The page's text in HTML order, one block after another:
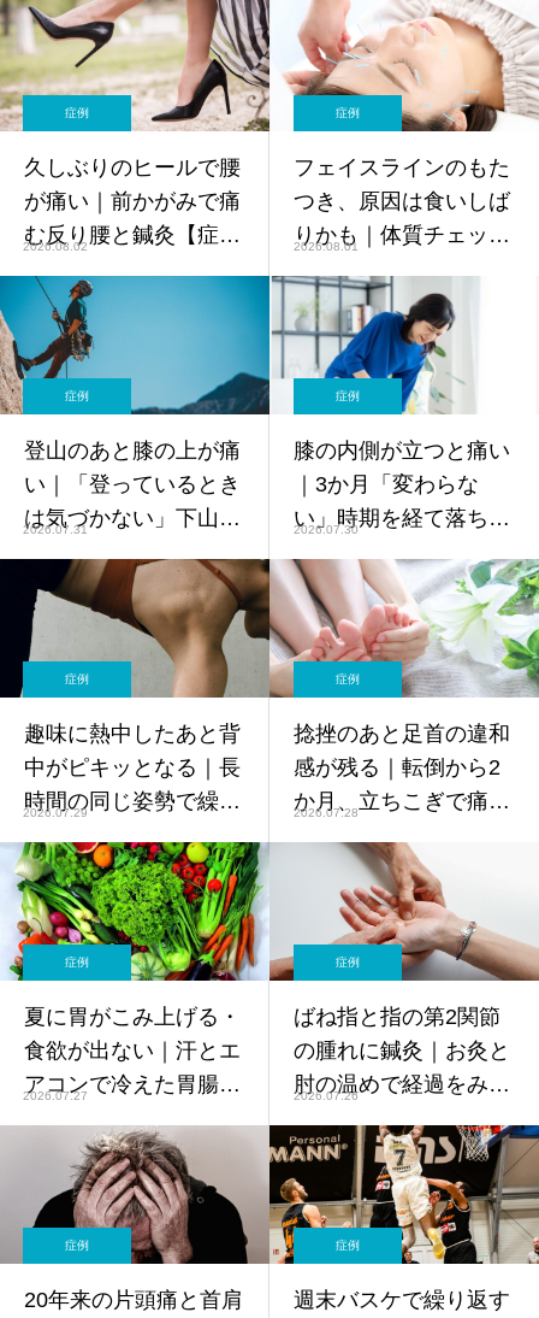
症例
久しぶりのヒールで腰
が痛い｜前かがみで痛
む反り腰と鍼灸【症
2026.08.02
症例
フェイスラインのもた
つき、原因は食いしば
りかも｜体質チェック
例】
2026.08.01
症例
登山のあと膝の上が痛
い｜「登っているとき
は気づかない」下山の
2026.07.31
症例
膝の内側が立つと痛い
｜3か月「変わらな
い」時期を経て落ち着
【症例】
2026.07.30
症例
趣味に熱中したあと背
中がピキッとなる｜長
時間の同じ姿勢で繰り
例】
2026.07.29
症例
捻挫のあと足首の違和
感が残る｜転倒から2
か月、立ちこぎで痛む
2026.07.28
症例
夏に胃がこみ上げる・
食欲が出ない｜汗とエ
アコンで冷えた胃腸に
2026.07.27
症例
ばね指と指の第2関節
の腫れに鍼灸｜お灸と
肘の温めで経過をみた
2026.07.26
症例
20年来の片頭痛と首肩
症例
週末バスケで繰り返す